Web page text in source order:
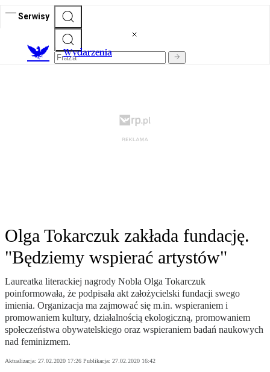
Serwisy
Wydarzenia
Olga Tokarczuk zakłada fundację.
"Będziemy wspierać artystów"
Laureatka literackiej nagrody Nobla Olga Tokarczuk
poinformowała, że podpisała akt założycielski fundacji swego
imienia. Organizacja ma zajmować się m.in. wspieraniem i
promowaniem kultury, działalnością ekologiczną, promowaniem
społeczeństwa obywatelskiego oraz wspieraniem badań naukowych
nad feminizmem.
Aktualizacja: 27.02.2020 17:26 Publikacja: 27.02.2020 16:42